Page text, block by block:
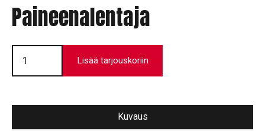
Paineenalentaja
Paineenalentaja
määrä
Lisää tarjouskoriin
Kuvaus